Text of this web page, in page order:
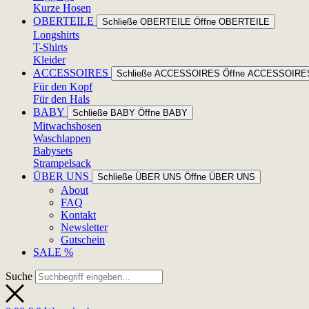
Kurze Hosen
OBERTEILE
Schließe OBERTEILE Öffne OBERTEILE
Longshirts
T-Shirts
Kleider
ACCESSOIRES
Schließe ACCESSOIRES Öffne
Für den Kopf
Für den Hals
BABY
Schließe BABY Öffne BABY
Mitwachshosen
Waschlappen
Babysets
Strampelsack
ÜBER UNS
Schließe ÜBER UNS Öffne ÜBER UNS
About
FAQ
Kontakt
Newsletter
Gutschein
SALE %
Suche